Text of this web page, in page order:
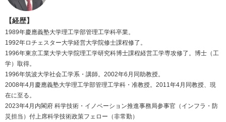
【経歴】
1989年慶應義塾大学理工学部管理工学科卒業。
1992年ロチェスター大学経営大学院修士課程修了。
1996年東京工業大学大学院理工学研究科博士課程経営工学専攻修了。博士（工
学）取得。
1996年筑波大学社会工学系・講師。2002年6月同助教授。
2008年4月慶應義塾大学理工学部管理工学科・准教授。2011年4月同教授、現
在に至る。
2023年4月内閣府 科学技術・イノベーション推進事務局参事官（インフラ・防
災担当）付上席科学技術政策フェロー（非常勤）